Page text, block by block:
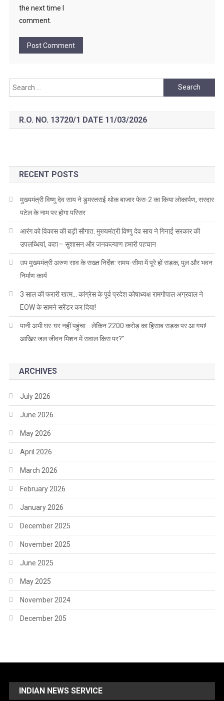
the next time I
comment.
Search
for:
R.O. NO. 13720/1 DATE 11/03/2026
RECENT POSTS
मुख्यमंत्री विष्णु देव साय ने डुमरतराई थोक बाजार फेस-2 का किया लोकार्पण, सरदार
पटेल के नाम पर होगा परिसर
आरंग को विकास की बड़ी सौगात: मुख्यमंत्री विष्णु देव साय ने गिनाईं सरकार की
उपलब्धियां, कहा— सुशासन और जनकल्याण हमारी पहचान
उप मुख्यमंत्री अरुण साव के सख्त निर्देश: समय-सीमा में पूरे हों सड़क, पुल और भवन
निर्माण कार्य
3 साल की फरारी खत्म… कांग्रेस के पूर्व प्रदेश कोषाध्यक्ष रामगोपाल अग्रवाल ने
EOW के सामने सरेंडर कर दिया!
पानी अभी घर-घर नहीं पहुंचा… लेकिन 2200 करोड़ का हिसाब सड़क पर आ गया!
आखिर जल जीवन मिशन में सवाल किस पर?”
ARCHIVES
July 2026
June 2026
May 2026
April 2026
March 2026
February 2026
January 2026
December 2025
November 2025
June 2025
May 2025
November 2024
December 205
INDIAN NEWS SERVICE